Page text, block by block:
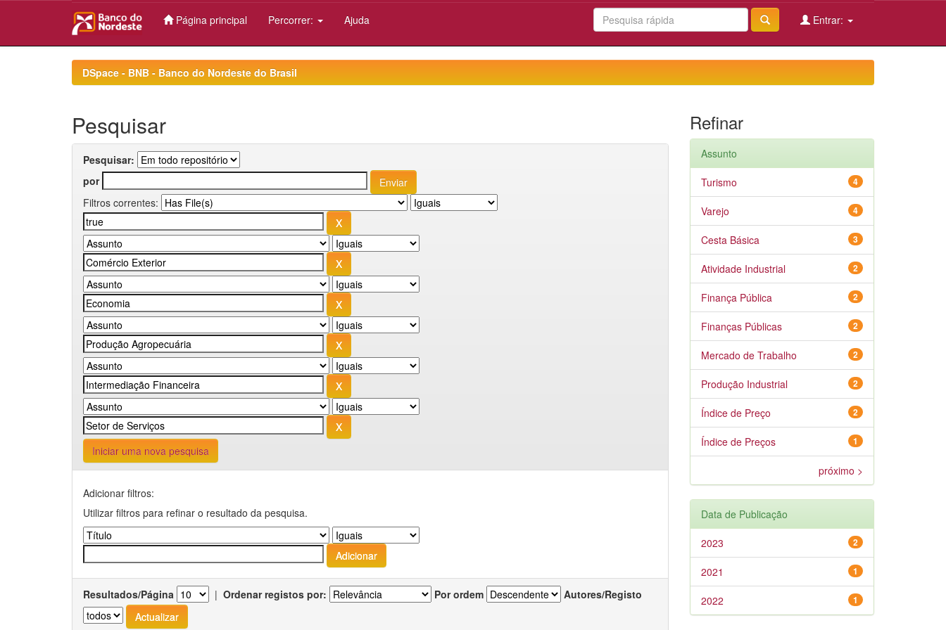
Página principal Percorrer: Ajuda Entrar:
DSpace - BNB - Banco do Nordeste do Brasil
Pesquisar
Pesquisar:
por
Filtros correntes:
Iniciar uma nova pesquisa
Adicionar filtros:
Utilizar filtros para refinar o resultado da pesquisa.
Resultados/Página | Ordenar registos por: Por ordem Autores/Registo
Refinar
Assunto
4
Turismo
4
Varejo
3
Cesta Básica
2
Atividade Industrial
2
Finança Pública
2
Finanças Públicas
2
Mercado de Trabalho
2
Produção Industrial
2
Índice de Preço
1
Índice de Preços
próximo >
Data de Publicação
2
2023
1
2021
1
2022